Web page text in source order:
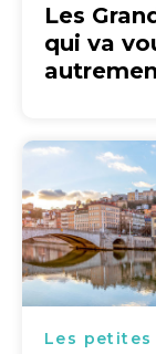
Les
qui va
Les